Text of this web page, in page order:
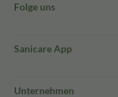
Folge uns
Sanicare App
Unternehmen